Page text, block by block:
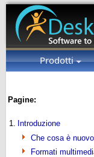
Prodotti
Pagine:
1. Introduzione
Che cosa è
Formati